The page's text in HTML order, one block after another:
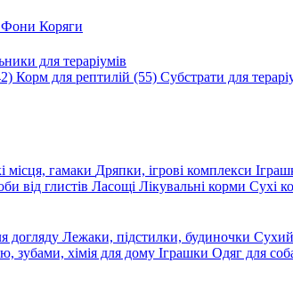
Фони Коряги
для тераріумів
Корм для рептилій (55) Субстрати для
місця, гамаки Дряпки, ігрові комплекси
від глистів Ласощі Лікувальні корми Сухі
догляду Лежаки, підстилки, будиночки
зубами, хімія для дому Іграшки Одяг для